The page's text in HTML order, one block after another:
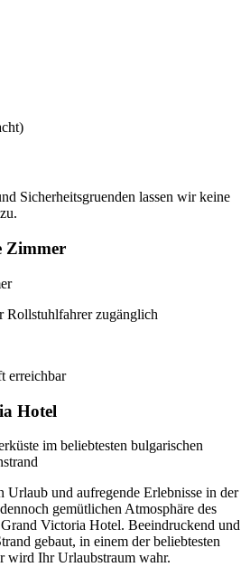
Sicherheitsgruenden lassen wir keine
Zimmer
Rollstuhlfahrer zugänglich
erreichbar
Hotel
im beliebtesten bulgarischen
Urlaub und aufregende Erlebnisse in der
gemütlichen Atmosphäre des
Victoria Hotel. Beeindruckend und
gebaut, in einem der beliebtesten
wird Ihr Urlaubstraum wahr.